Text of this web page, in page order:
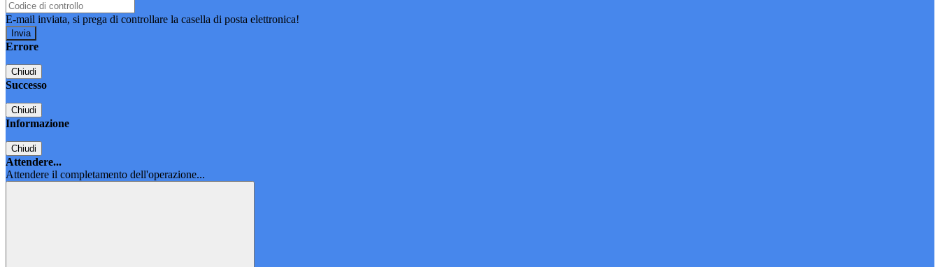
E-mail inviata, si prega di controllare la casella di posta elettronica!
Errore
Chiudi
Successo
Chiudi
Informazione
Chiudi
Attendere...
Attendere il completamento dell'operazione...